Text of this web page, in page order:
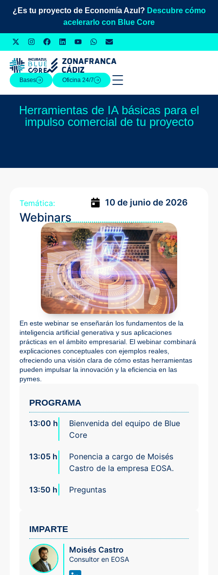
¿Es tu proyecto de Economía Azul? Descubre cómo
acelerarlo con Blue Core
Bases Oficina 24/7
Herramientas de IA básicas para el
impulso comercial de tu proyecto
10 de junio de 2026
Temática:
Webinars
En este webinar se enseñarán los fundamentos de la
inteligencia artificial generativa y sus aplicaciones
prácticas en el ámbito empresarial. El webinar combinará
explicaciones conceptuales con ejemplos reales,
ofreciendo una visión clara de cómo estas herramientas
pueden impulsar la innovación y la eficiencia en las
pymes.
PROGRAMA
13:00 h
Bienvenida del equipo de Blue
Core
13:05 h
Ponencia a cargo de Moisés
Castro de la empresa EOSA.
13:50 h Preguntas
IMPARTE
Moisés Castro
Consultor en EOSA